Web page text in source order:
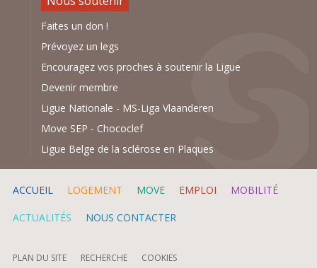
Faites un don !
Prévoyez un legs
Encouragez vos proches à soutenir la Ligue
Devenir membre
Ligue Nationale - MS-Liga Vlaanderen
Move SEP - Chococlef
Ligue Belge de la sclérose en Plaques
ACCUEIL LOGEMENT MOVE EMPLOI MOBILITÉ
ACTUALITÉS NOUS CONTACTER
PLAN DU SITE RECHERCHE COOKIES